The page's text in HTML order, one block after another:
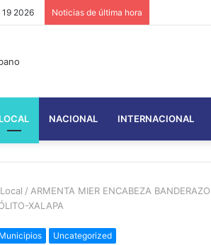
19 2026 Noticias de última hora
LOCAL NACIONAL INTERNACIONAL
Local / ARMENTA MIER ENCABEZA
XALAPA
Municipios Uncategorized